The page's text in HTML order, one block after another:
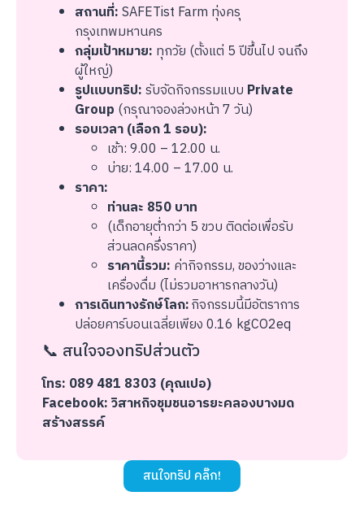
สนใจทริป คลิ๊ก!
สถานที่:SAFETist Farm ทุ่งครุ
กรุงเทพมหานคร
กลุ่มเป้าหมาย: ทุกวัย (ตั้งแต่ 5 ปีขึ้นไป จนถึง
ผู้ใหญ่)
รูปแบบทริป:รับจัดกิจกรรมแบบ Private
Group (กรุณาจองล่วงหน้า 7 วัน)
รอบเวลา (เลือก 1 รอบ):
เช้า: 9.00 – 12.00 น.
บ่าย: 14.00 – 17.00 น.
ราคา:
ท่านละ 850 บาท
(เด็กอายุต่ำกว่า 5 ขวบ ติดต่อเพื่อรับ
ส่วนลดครึ่งราคา)
ราคานี้รวม: ค่ากิจกรรม, ของว่างและ
เครื่องดื่ม (ไม่รวมอาหารกลางวัน)
การเดินทางรักษ์โลก:กิจกรรมนี้มีอัตราการ
ปล่อยคาร์บอนเฉลี่ยเพียง 0.16 kgCO2eq
📞 สนใจจองทริปส่วนตัว
โทร: 089 481 8303 (คุณเปอ)
Facebook: วิสาหกิจชุมชนอารยะคลองบางมด
สร้างสรรค์